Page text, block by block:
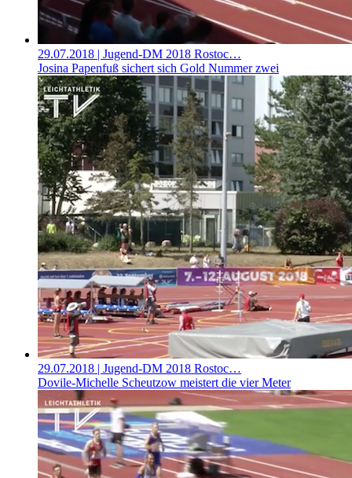
29.07.2018 | Jugend-DM 2018 Rostoc…
Josina Papenfuß sichert sich Gold Nummer zwei
29.07.2018 | Jugend-DM 2018 Rostoc…
Dovile-Michelle Scheutzow meistert die vier Meter